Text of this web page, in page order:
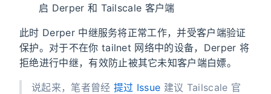
启 Derper 和 Tailscale 客户端
此时 Derper 中继服务将正常工作，并受客户端验证
保护。对于不在你 tailnet 网络中的设备，Derper 将
拒绝进行中继，有效防止被其它未知客户端白嫖。
说起来，笔者曾经 提过 Issue 建议 Tailscale 官